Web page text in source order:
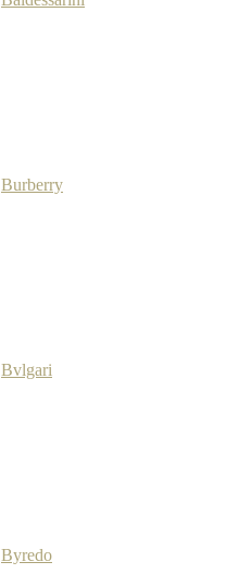
Burberry
Bvlgari
Byredo